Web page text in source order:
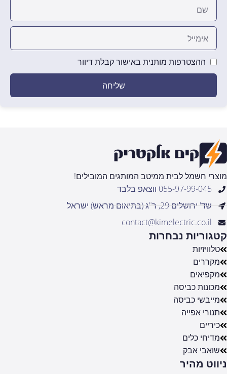
ההצטרפות מותנית באישור קבלת דיוור
שליחה
מוצרי חשמל לבית ממיטב המותגים המובילים!
055-97-99-045 ווצאפ בלבד
שד' ירושלים 29, ר"ג (בתיאום מראש) ישראל
contact@kimelectric.co.il
קטגוריות נבחרות
טלוויזיות
מקררים
מקפיאים
מכונות כביסה
מייבשי כביסה
תנורי אפייה
כיריים
מדיחי כלים
שואבי אבק
ניווט מהיר